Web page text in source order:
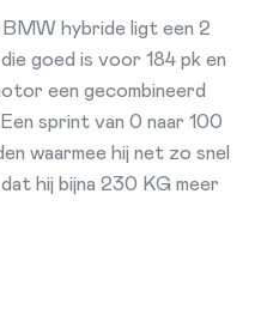
hybride ligt een 2
goed is voor 184 pk en
een gecombineerd
sprint van 0 naar 100
waarmee hij net zo snel
hij bijna 230 KG meer